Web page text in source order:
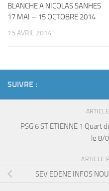
BLANCHE A NICOLAS SANHES
17 MAI – 15 OCTOBRE 2014
15 AVRIL 2014
SUIVRE :
PSG 6 ST ETIENNE 1 Quart
le 8/
ARTICLE
SEV EDENE INFOS